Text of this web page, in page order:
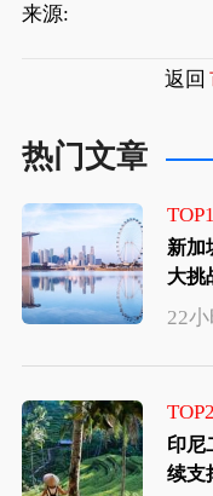
来源:
返回
热门文章
TOP1
新加坡企
大挑
22
TOP2
印尼二
续支